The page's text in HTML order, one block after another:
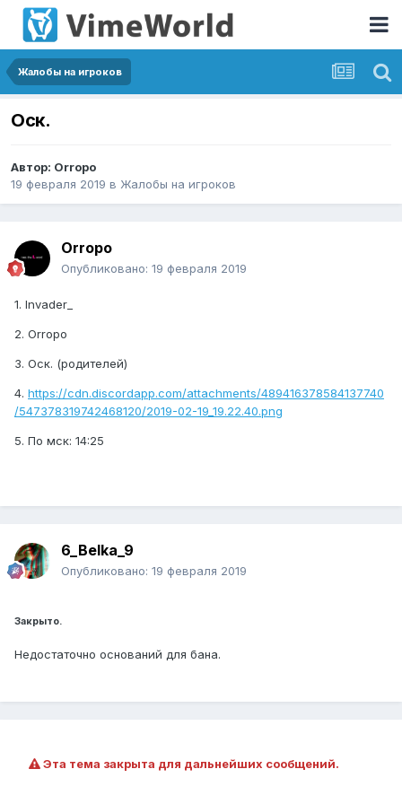
Жалобы на игроков
Оск.
Автор: Orropo
19 февраля 2019 в Жалобы на игроков
Orropo
Опубликовано: 19 февраля 2019
1. Invader_
2. Orropo
3. Оск. (родителей)
4. https://cdn.discordapp.com/attachments/489416378584137740
/547378319742468120/2019-02-19_19.22.40.png
5. По мск: 14:25
6_Belka_9
Опубликовано: 19 февраля 2019
Закрыто.
Недостаточно оснований для бана.
Эта тема закрыта для дальнейших сообщений.